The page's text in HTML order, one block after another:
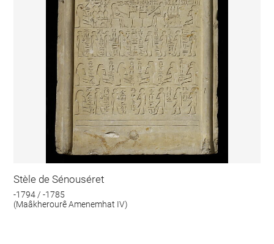
Stèle de Sénouséret
-1794 / -1785
(Maâkherourê Amenemhat IV)